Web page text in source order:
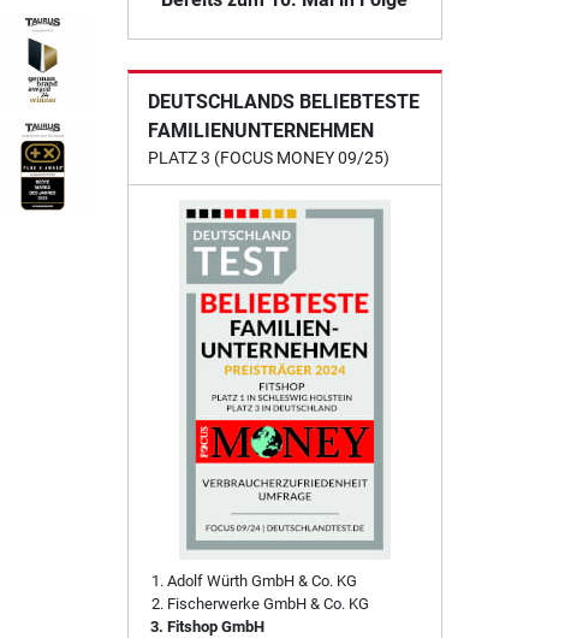
DEUTSCHLANDS BELIEBTESTE
FAMILIENUNTERNEHMEN
PLATZ 3 (FOCUS MONEY 09/25)
Adolf Würth GmbH & Co. KG
Fischerwerke GmbH & Co. KG
Fitshop GmbH